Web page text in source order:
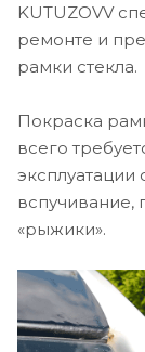
KUTUZOVV
ремонте и
рамки стекла.
Покраска
всего
эксплуатации
вспучивание,
«рыжики».